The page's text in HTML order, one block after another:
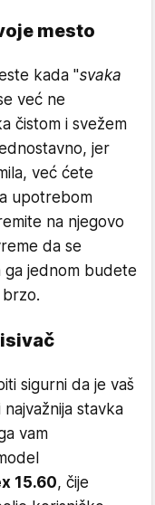
mesto
kada "svaka
već ne
čistom i svežem
jer
već ćete
upotrebom
na njegovo
da se
ga jednom budete
sigurni da je vaš
stavka
vam
15.60, čije